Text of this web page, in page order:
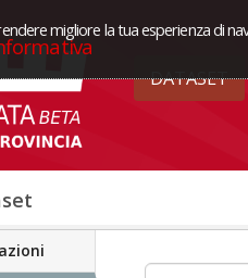
migliore la tua esperienza di
DATASET